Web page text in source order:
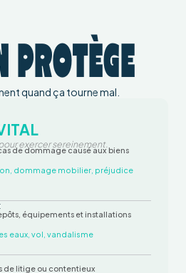
PROTÈGE
quand ça tourne mal.
exercer sereinement.
de dommage causé aux biens
dommage mobilier, préjudice
équipements et installations
eaux, vol, vandalisme
de litige ou contentieux